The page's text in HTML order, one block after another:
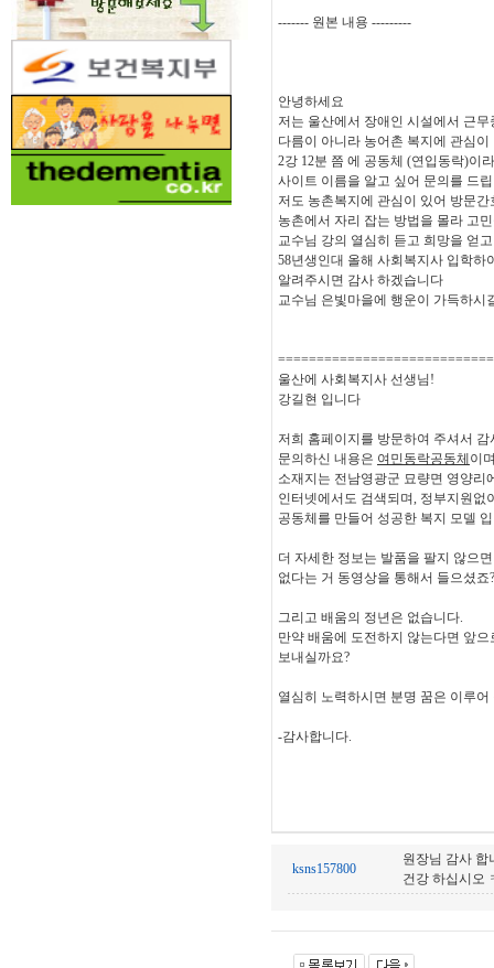
------- 원본 내용 ---------
안녕하세요
저는 울산에서 장애인 시설에서 근
다름이 아니라 농어촌 복지에 관심
2강 12분 쯤 에 공동체 (연입동락)이
사이트 이름을 알고 싶어 문의를 드
저도 농촌복지에 관심이 있어 방문
농촌에서 자리 잡는 방법을 몰라 고
교수님 강의 열심히 듣고 희망을 얻
58년생인대 올해 사회복지사 입학
알려주시면 감사 하겠습니다
교수님 은빛마을에 행운이 가득하시
울산에 사회복지사 선생님!
강길현 입니다
저희 홈페이지를 방문하여 주셔서 감
문의하신 내용은 여민동락공동체 이
소재지는 전남영광군 묘량면 영양리
인터넷에서도 검색되며, 정부지원없
공동체를 만들어 성공한 복지 모델
더 자세한 정보는 발품을 팔지 않으
없다는 거 동영상을 통해서 들으셨죠?
그리고 배움의 정년은 없습니다.
만약 배움에 도전하지 않는다면 앞으
보내실까요?
열심히 노력하시면 분명 꿈은 이루어
-감사합니다.
ksns157800
원장님 감사 합
건강 하십시오